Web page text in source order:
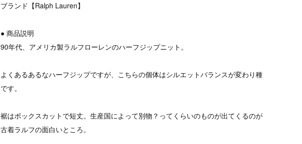
ブランド【Ralph Lauren】
● 商品説明
90年代、アメリカ製ラルフローレンのハーフジップニット。
よくあるあるなハーフジップですが、こちらの個体はシルエットバランスが変わり種
です。
裾はボックスカットで短丈。生産国によって別物？ってくらいのものが出てくるのが
古着ラルフの面白いところ。